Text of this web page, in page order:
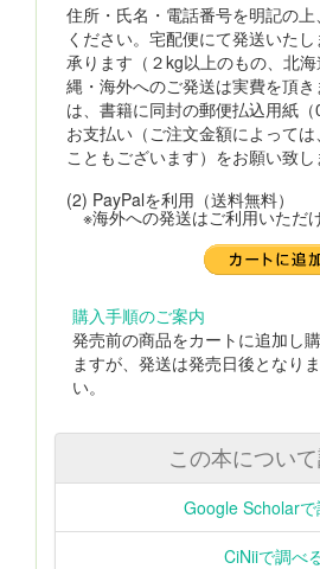
住所・氏名・電話番号を明記の
ください。宅配便にて発送いた
承ります（２kg以上のもの、北
縄・海外へのご発送は実費を頂
は、書籍に同封の郵便払込用紙
お支払い（ご注文金額によって
こともございます）をお願い致し
(2) PayPalを利用（送料無料）
※海外への発送はご利用いただ
購入手順のご案内
発売前の商品をカートに追加し
ますが、発送は発売日後となり
い。
この本につい
Google Scholarで
CiNiiで調べ